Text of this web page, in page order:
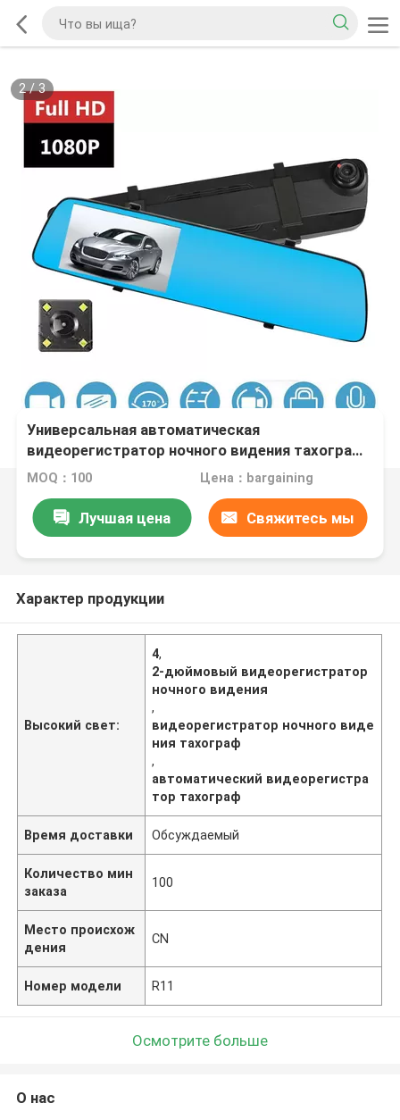
2/3
Универсальная автоматическая
видеорегистратор ночного видения тахограф
HD камера 1080p 4,2 дюйма
MOQ：100 Цена：bargaining
Лучшая цена Свяжитесь мы
Характер продукции
Высокий свет:
4,
2-дюймовый видеорегистратор
ночного видения
,
видеорегистратор ночного виде
ния тахограф
,
автоматический видеорегистра
тор тахограф
Время доставки Обсуждаемый
Количество мин
заказа
100
Место происхож
дения
CN
Номер модели R11
Осмотрите больше
О нас